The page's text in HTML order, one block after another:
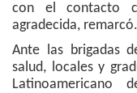
con el contacto
agradecida, remarcó.
Ante las brigadas
salud, locales y